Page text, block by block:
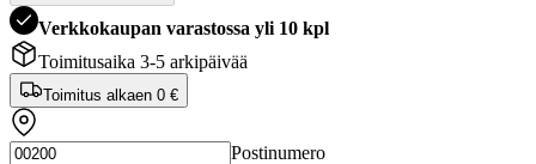
Verkkokaupan varastossa yli 10 kpl
Toimitusaika 3-5 arkipäivää
Toimitus alkaen 0 €
Postinumero